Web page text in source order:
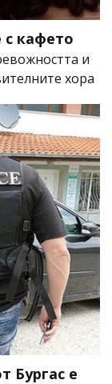
с кафето
и
хора
Бургас е